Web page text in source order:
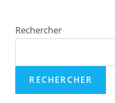
Rechercher
RECHERCHER